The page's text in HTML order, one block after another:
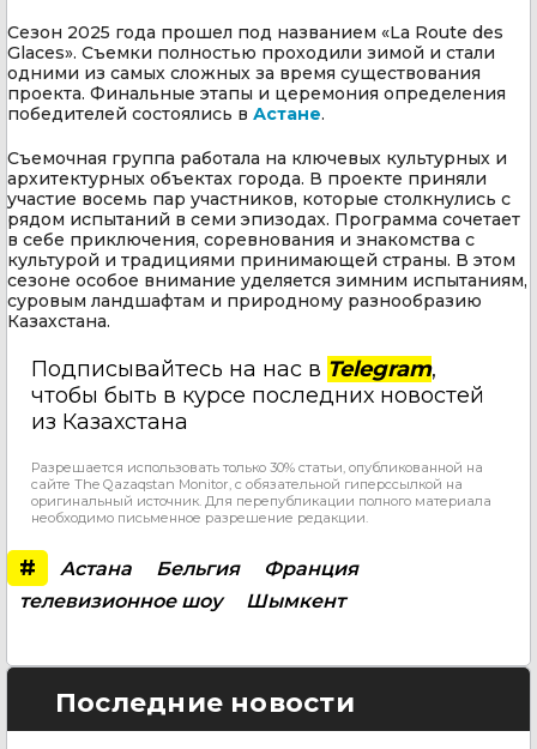
Сезон 2025 года прошел под названием «La Route des
Glaces». Съемки полностью проходили зимой и стали
одними из самых сложных за время существования
проекта. Финальные этапы и церемония определения
победителей состоялись в Астане.
Съемочная группа работала на ключевых культурных и
архитектурных объектах города. В проекте приняли
участие восемь пар участников, которые столкнулись с
рядом испытаний в семи эпизодах. Программа сочетает
в себе приключения, соревнования и знакомства с
культурой и традициями принимающей страны. В этом
сезоне особое внимание уделяется зимним испытаниям,
суровым ландшафтам и природному разнообразию
Казахстана.
Подписывайтесь на нас в Telegram,
чтобы быть в курсе последних новостей
из Казахстана
Разрешается использовать только 30% статьи, опубликованной на
сайте The Qazaqstan Monitor, с обязательной гиперссылкой на
оригинальный источник. Для перепубликации полного материала
необходимо письменное разрешение редакции.
# Астана Бельгия
Франция
телевизионное шоу
Шымкент
Последние новости